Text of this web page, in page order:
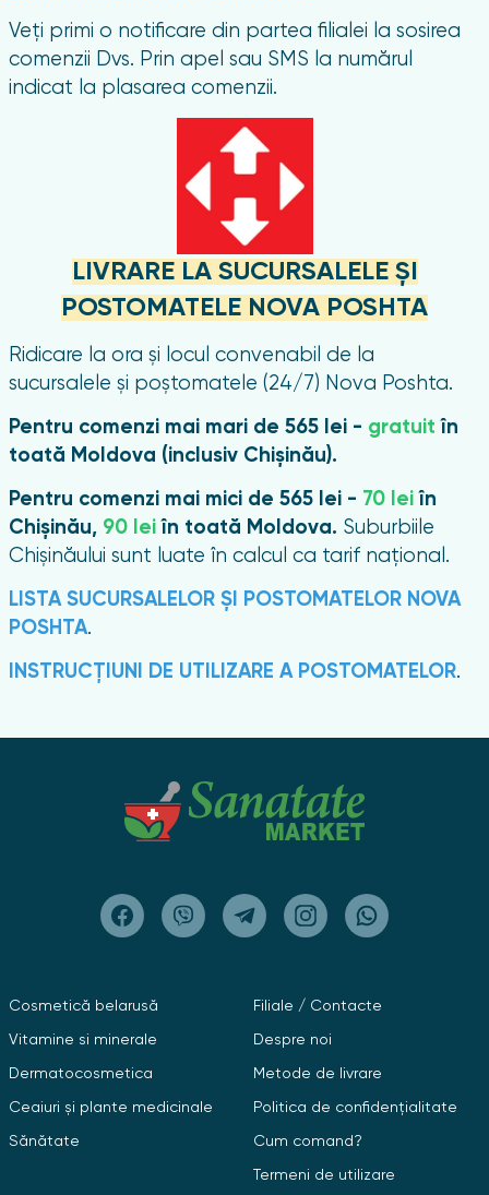
Veți primi o notificare din partea filialei la sosirea
comenzii Dvs. Prin apel sau SMS la numărul
indicat la plasarea comenzii.
LIVRARE LA SUCURSALELE ȘI
POSTOMATELE NOVA POSHTA
Ridicare la ora și locul convenabil de la
sucursalele și poștomatele (24/7) Nova Poshta.
Pentru comenzi mai mari de 565 lei - gratuit în
toată Moldova (inclusiv Chișinău).
Pentru comenzi mai mici de 565 lei - 70 lei în
Chișinău, 90 lei în toată Moldova. Suburbiile
Chișinăului sunt luate în calcul ca tarif național.
LISTA SUCURSALELOR ȘI POSTOMATELOR NOVA
POSHTA.
INSTRUCȚIUNI DE UTILIZARE A POSTOMATELOR.
Cosmetică belarusă
Vitamine si minerale
Dermatocosmetica
Ceaiuri și plante medicinale
Sănătate
Filiale / Contacte
Despre noi
Metode de livrare
Politica de confidențialitate
Cum comand?
Termeni de utilizare